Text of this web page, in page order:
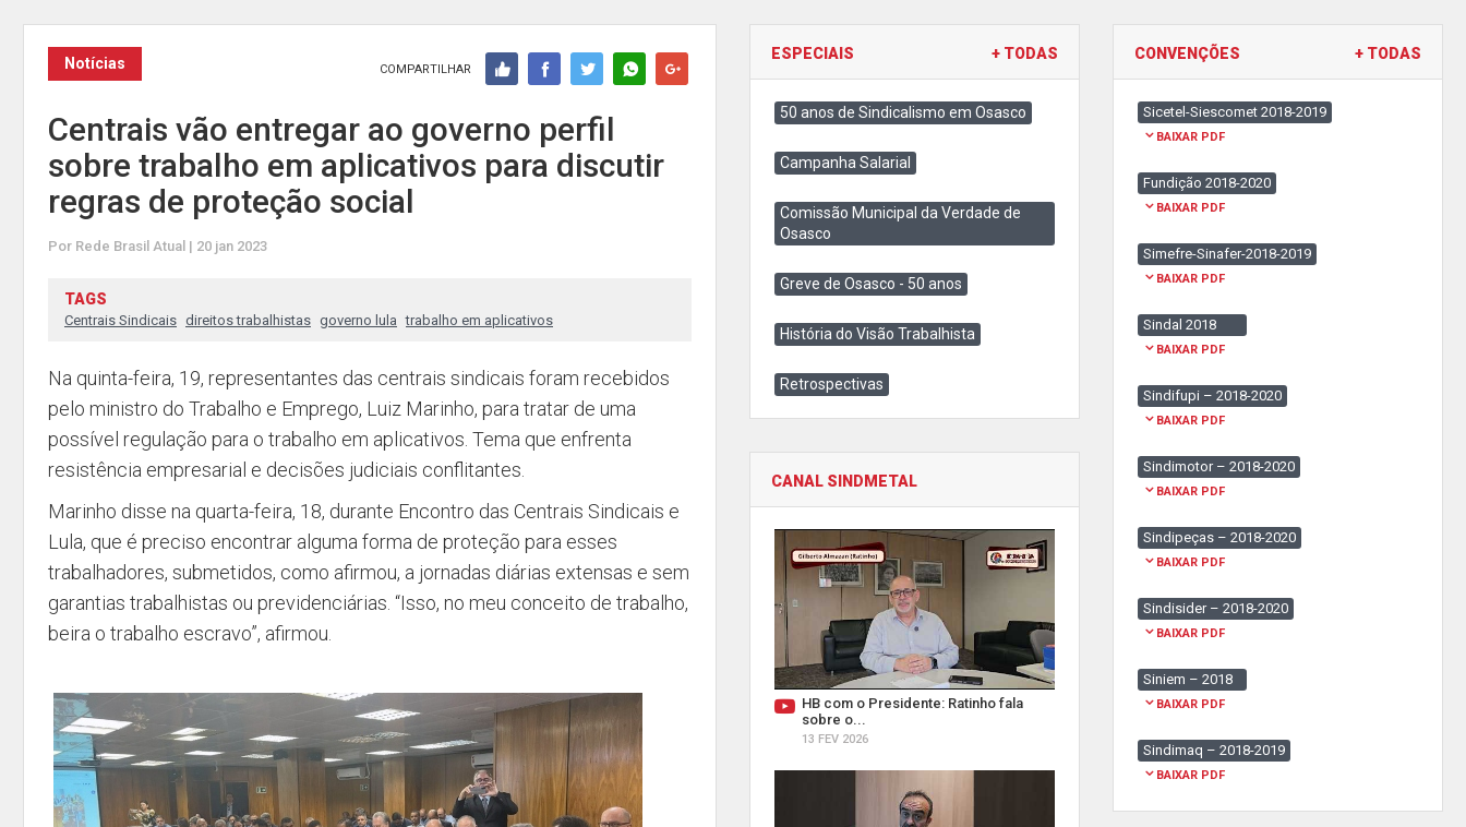
Notícias COMPARTILHAR
Centrais vão entregar ao governo perfil
sobre trabalho em aplicativos para discutir
regras de proteção social
Por Rede Brasil Atual | 20 jan 2023
TAGS
Centrais Sindicais direitos trabalhistas governo lula trabalho em aplicativos
Na quinta-feira, 19, representantes das centrais sindicais foram recebidos
pelo ministro do Trabalho e Emprego, Luiz Marinho, para tratar de uma
possível regulação para o trabalho em aplicativos. Tema que enfrenta
resistência empresarial e decisões judiciais conflitantes.
Marinho disse na quarta-feira, 18, durante Encontro das Centrais Sindicais e
Lula, que é preciso encontrar alguma forma de proteção para esses
trabalhadores, submetidos, como afirmou, a jornadas diárias extensas e sem
garantias trabalhistas ou previdenciárias. “Isso, no meu conceito de trabalho,
beira o trabalho escravo”, afirmou.
ESPECIAIS + TODAS
50 anos de Sindicalismo em Osasco
Campanha Salarial
Comissão Municipal da Verdade de
Osasco
Greve de Osasco - 50 anos
História do Visão Trabalhista
Retrospectivas
CANAL SINDMETAL
HB com o Presidente: Ratinho fala
sobre o...
13 FEV 2026
CONVENÇÕES + TODAS
Sicetel-Siescomet 2018-2019
BAIXAR PDF
Fundição 2018-2020
BAIXAR PDF
Simefre-Sinafer-2018-2019
BAIXAR PDF
Sindal 2018
BAIXAR PDF
Sindifupi – 2018-2020
BAIXAR PDF
Sindimotor – 2018-2020
BAIXAR PDF
Sindipeças – 2018-2020
BAIXAR PDF
Sindisider – 2018-2020
BAIXAR PDF
Siniem – 2018
BAIXAR PDF
Sindimaq – 2018-2019
BAIXAR PDF